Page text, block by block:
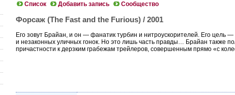
Список Добавить запись Сообщество
Форсаж (The Fast and the Furious) / 2001
Его зовут Брайан, и он — фанатик турбин и нитроускорителей. Его цель
и незаконных уличных гонок. Но это лишь часть правды… Брайан также
причастности к дерзким грабежам трейлеров, совершенным прямо «с